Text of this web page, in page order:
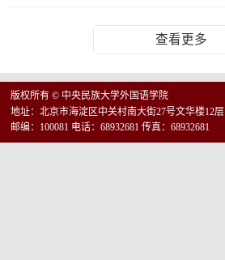
查看更多
版权所有 © 中央民族大学外国语学院
地址：北京市海淀区中关村南大街27号文华楼12层
邮编：100081 电话：68932681 传真：68932681